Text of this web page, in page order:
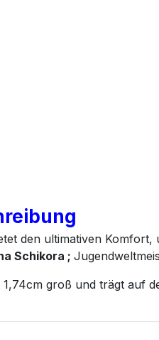
den ultimativen
Schikora ;
groß und trägt auf